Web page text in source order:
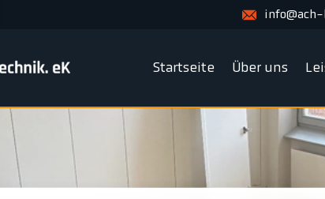
Startseite Über uns